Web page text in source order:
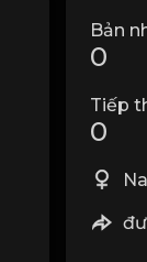
Bản
0
Tiếp
0